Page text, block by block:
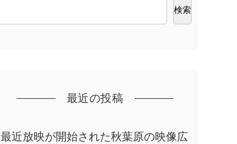
検索
最近の投稿
最近放映が開始された秋葉原の映像広